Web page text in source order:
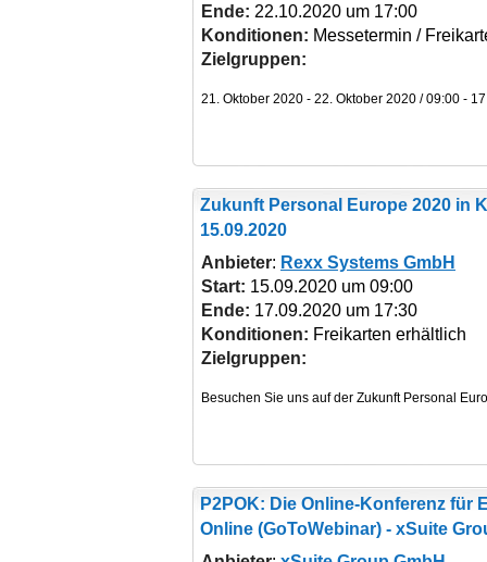
Ende: 22.10.2020 um 17:00
Konditionen: Messetermin /
Zielgruppen:
Zukunft Personal Europe 2020 in
15.09.2020
Anbieter: Rexx Systems GmbH
Start: 15.09.2020 um 09:00
Ende: 17.09.2020 um 17:30
Konditionen: Freikarten erhältlich
Zielgruppen:
P2POK: Die Online-Konferenz für
Online (GoToWebinar) - xSuite